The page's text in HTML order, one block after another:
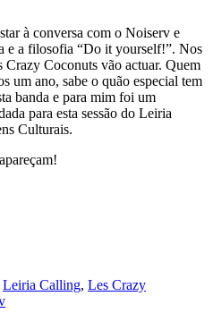
à conversa com o Noiserv e
e a filosofia “Do it yourself!”. Nos
Crazy Coconuts vão actuar. Quem
um ano, sabe o quão especial tem
banda e para mim foi um
para esta sessão do Leiria
Culturais.
Leiria Calling, Les Crazy